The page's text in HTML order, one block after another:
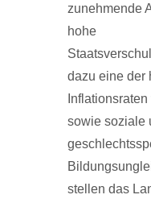
zunehmende
hohe
dazu eine der
sowie soziale
stellen das